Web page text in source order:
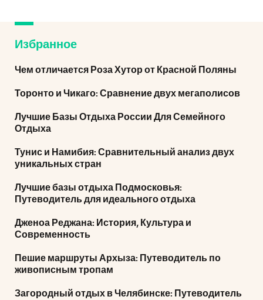
Избранное
Чем отличается Роза Хутор от Красной Поляны
Торонто и Чикаго: Сравнение двух мегаполисов
Лучшие Базы Отдыха России Для Семейного
Отдыха
Тунис и Намибия: Сравнительный анализ двух
уникальных стран
Лучшие базы отдыха Подмосковья:
Путеводитель для идеального отдыха
Дженоа Реджана: История, Культура и
Современность
Пешие маршруты Архыза: Путеводитель по
живописным тропам
Загородный отдых в Челябинске: Путеводитель